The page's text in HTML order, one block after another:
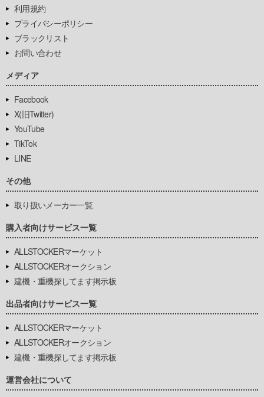
利用規約
プライバシーポリシー
ブラックリスト
お問い合わせ
メディア
Facebook
X(旧Twitter)
YouTube
TikTok
LINE
その他
取り扱いメーカー一覧
購入者向けサービス一覧
ALLSTOCKERマーケット
ALLSTOCKERオークション
建機・重機探してます掲示板
出品者向けサービス一覧
ALLSTOCKERマーケット
ALLSTOCKERオークション
建機・重機探してます掲示板
運営会社について